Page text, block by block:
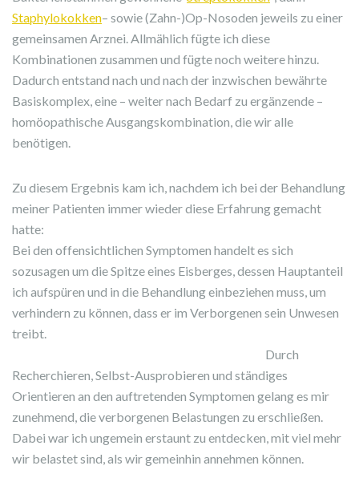
Staphylokokken– sowie (Zahn-)Op-Nosoden jeweils zu einer
gemeinsamen Arznei. Allmählich fügte ich diese
Kombinationen zusammen und fügte noch weitere hinzu.
Dadurch entstand nach und nach der inzwischen bewährte
Basiskomplex, eine – weiter nach Bedarf zu ergänzende –
homöopathische Ausgangskombination, die wir alle
benötigen.
Zu diesem Ergebnis kam ich, nachdem ich bei der Behandlung
meiner Patienten immer wieder diese Erfahrung gemacht
hatte:
Bei den offensichtlichen Symptomen handelt es sich
sozusagen um die Spitze eines Eisberges, dessen Hauptanteil
ich aufspüren und in die Behandlung einbeziehen muss, um
verhindern zu können, dass er im Verborgenen sein Unwesen
treibt.
Durch
Recherchieren, Selbst-Ausprobieren und ständiges
Orientieren an den auftretenden Symptomen gelang es mir
zunehmend, die verborgenen Belastungen zu erschließen.
Dabei war ich ungemein erstaunt zu entdecken, mit viel mehr
wir belastet sind, als wir gemeinhin annehmen können.